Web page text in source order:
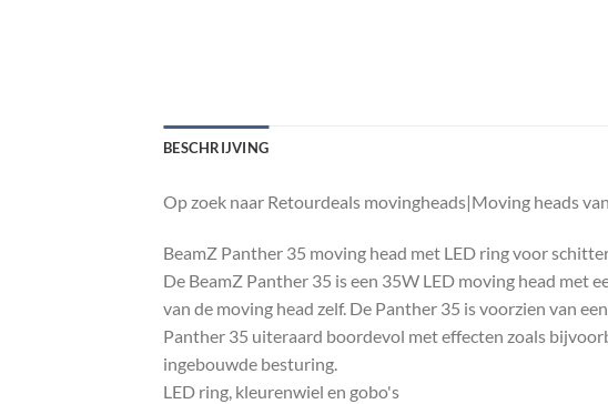
BESCHRIJVING
Op zoek naar Retourdeals movingheads|Moving heads
BeamZ Panther 35 moving head met LED ring voor
De BeamZ Panther 35 is een 35W LED moving head met
van de moving head zelf. De Panther 35 is voorzien van
Panther 35 uiteraard boordevol met effecten zoals
ingebouwde besturing.
LED ring, kleurenwiel en gobo's